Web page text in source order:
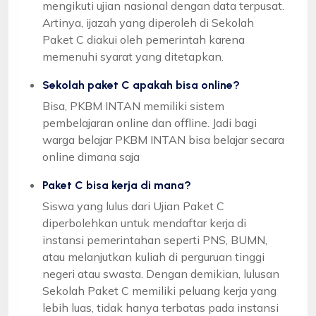
mengikuti ujian nasional dengan data terpusat.
Artinya, ijazah yang diperoleh di Sekolah
Paket C diakui oleh pemerintah karena
memenuhi syarat yang ditetapkan.
Sekolah paket C apakah bisa online?
Bisa, PKBM INTAN memiliki sistem
pembelajaran online dan offline. Jadi bagi
warga belajar PKBM INTAN bisa belajar secara
online dimana saja
Paket C bisa kerja di mana?
Siswa yang lulus dari Ujian Paket C
diperbolehkan untuk mendaftar kerja di
instansi pemerintahan seperti PNS, BUMN,
atau melanjutkan kuliah di perguruan tinggi
negeri atau swasta. Dengan demikian, lulusan
Sekolah Paket C memiliki peluang kerja yang
lebih luas, tidak hanya terbatas pada instansi